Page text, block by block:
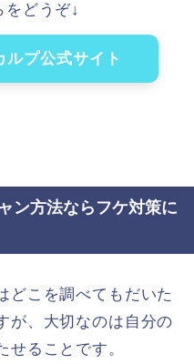
をどうぞ↓
プ公式サイト
ン方法ならフケ対策に
どこを調べてもだいた
が、大切なのは自分の
ることです。